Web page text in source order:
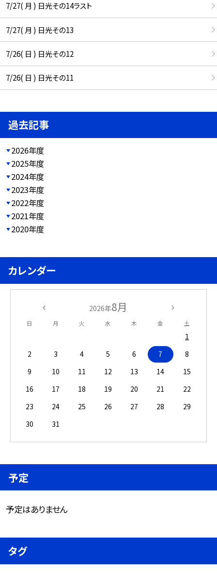
7/27( 月 ) 日光その14ラスト
7/27( 月 ) 日光その13
7/26( 日 ) 日光その12
7/26( 日 ) 日光その11
過去記事
2026年度
2025年度
2024年度
2023年度
2022年度
2021年度
2020年度
カレンダー
2026年8月
日 月 火 水 木 金 土
1
2
3 4 5 6 7
8
9
10 11 12 13 14
15
16
17 18 19 20 21
22
23
24 25 26 27 28
29
30
31
予定
予定はありません
タグ